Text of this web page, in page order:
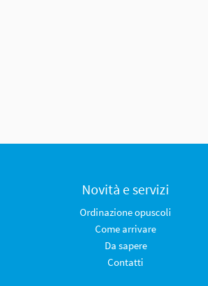
Novità e servizi
Ordinazione opuscoli
Come arrivare
Da sapere
Contatti